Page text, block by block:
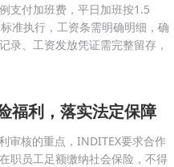
支付加班费，平日加班按1.5
准执行，工资条需明确明细，确
录、工资发放凭证需完整留存，
福利，落实法定保障
审核的重点，INDITEX要求合作
职员工足额缴纳社会保险，不得